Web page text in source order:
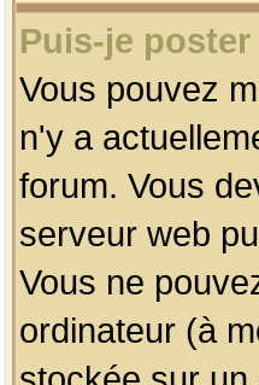
Puis-je
Vous pouvez
n'y a
forum. Vous
serveur web
Vous ne
ordinateur (à